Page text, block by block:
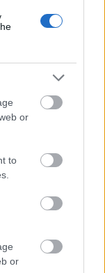
or
to
or